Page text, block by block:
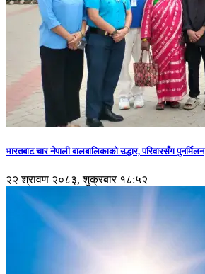
भारतबाट चार नेपाली बालबालिकाको उद्धार, परिवारसँग पुनर्मिलन
२२ श्रावण २०८३, शुक्रबार १८:५२